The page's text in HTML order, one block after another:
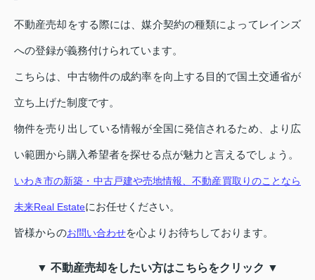
不動産売却をする際には、媒介契約の種類によってレインズ
への登録が義務付けられています。
こちらは、中古物件の成約率を向上する目的で国土交通省が
立ち上げた制度です。
物件を売り出している情報が全国に発信されるため、より広
い範囲から購入希望者を探せる点が魅力と言えるでしょう。
いわき市の新築・中古戸建や売地情報、不動産買取りのことなら
未来Real Estateにお任せください。
皆様からのお問い合わせを心よりお待ちしております。
▼ 不動産売却をしたい方はこちらをクリック ▼